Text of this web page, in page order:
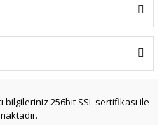
bilgileriniz 256bit SSL sertifikası ile